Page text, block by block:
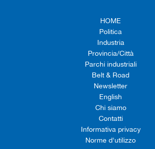
HOME
Politica
Industria
Provincia/Città
Parchi industriali
Belt & Road
Newsletter
English
Chi siamo
Contatti
Informativa privacy
Norme d'utilizzo